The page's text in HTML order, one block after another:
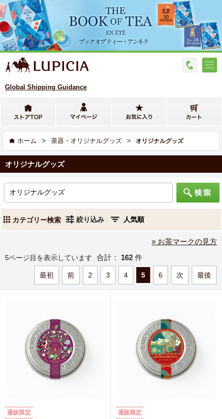
Global Shipping Guidance
ホーム > 茶器・オリジナルグッズ > オリジナルグッズ
オリジナルグッズ
カテゴリー検索 絞り込み
» お茶マークの見方
5ページ目を表示しています 合計： 162 件
最初 前 2 3 4 5 6 次 最後
通販限定 通販限定